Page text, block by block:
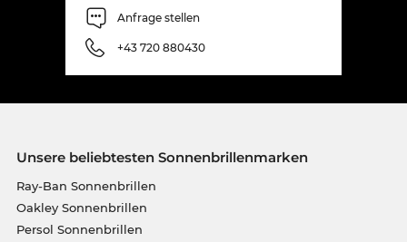
Anfrage stellen
+43 720 880430
Unsere beliebtesten Sonnenbrillenmarken
Ray-Ban Sonnenbrillen
Oakley Sonnenbrillen
Persol Sonnenbrillen